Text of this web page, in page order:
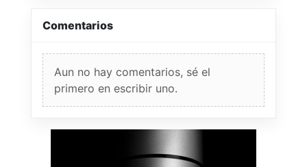
Comentarios
Aun no hay comentarios, sé el
primero en escribir uno.